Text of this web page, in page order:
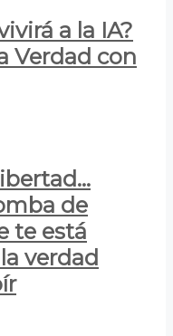
a la IA?
Verdad con
de
te está
verdad